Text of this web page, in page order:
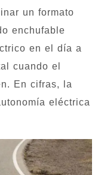
un formato
enchufable
en el día a
cuando el
En cifras, la
eléctrica